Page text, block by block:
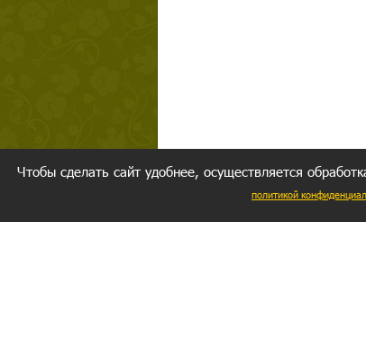
Чтобы сделать сайт удобнее, осуществляется
политикой